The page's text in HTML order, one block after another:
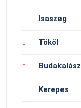
Isaszeg
Tököl
Budakalász
Kerepes